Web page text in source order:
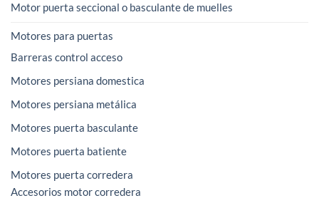
Motor puerta seccional o basculante de muelles
Motores para puertas
Barreras control acceso
Motores persiana domestica
Motores persiana metálica
Motores puerta basculante
Motores puerta batiente
Motores puerta corredera
Accesorios motor corredera